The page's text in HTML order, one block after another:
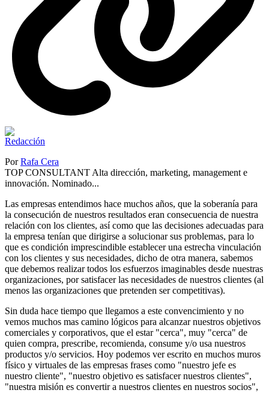
PorRafa Cera
TOP CONSULTANT Alta dirección, marketing, management e
innovación. Nominado...
Las empresas entendimos hace muchos años, que la soberanía para
la consecución de nuestros resultados eran consecuencia de nuestra
relación con los clientes, así como que las decisiones adecuadas para
la empresa tenían que dirigirse a solucionar sus problemas, para lo
que es condición imprescindible establecer una estrecha vinculación
con los clientes y sus necesidades, dicho de otra manera, sabemos
que debemos realizar todos los esfuerzos imaginables desde nuestras
organizaciones, por satisfacer las necesidades de nuestros clientes (al
menos las organizaciones que pretenden ser competitivas).
Sin duda hace tiempo que llegamos a este convencimiento y no
vemos muchos mas camino lógicos para alcanzar nuestros objetivos
comerciales y corporativos, que el estar "cerca", muy "cerca" de
quien compra, prescribe, recomienda, consume y/o usa nuestros
productos y/o servicios. Hoy podemos ver escrito en muchos muros
físico y virtuales de las empresas frases como "nuestro jefe es
nuestro cliente", "nuestro objetivo es satisfacer nuestros clientes",
"nuestra misión es convertir a nuestros clientes en nuestros socios",